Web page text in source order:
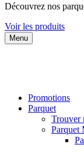
Découvrez nos
Voir les produits
Menu
Promotions
Parquet
Trouver
Parquet